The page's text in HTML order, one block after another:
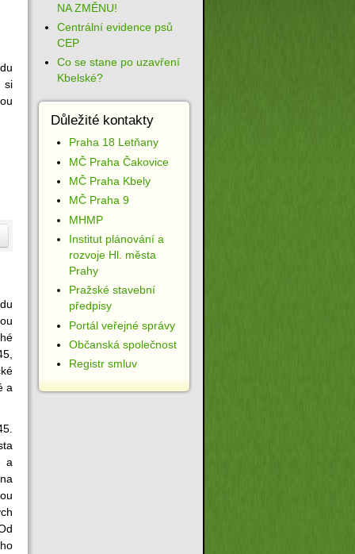
si
a
a
NA ZMĚNU!
Centrální evidence psů
CEP
Co se stane po uzavření
Kbelské?
Důležité kontakty
Praha 18 Letňany
MČ Praha Čakovice
MČ Praha Kbely
MČ Praha 9
MHMP
Institut plánování a
rozvoje Hl. města
Prahy
Pražské stavební
předpisy
Portál veřejné správy
Občanská společnost
Registr smluv